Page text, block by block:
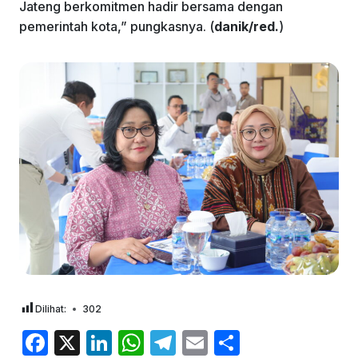
Jateng berkomitmen hadir bersama dengan
pemerintah kota,” pungkasnya. (danik/red.)
Dilihat: 302
F
X
Li W T
E